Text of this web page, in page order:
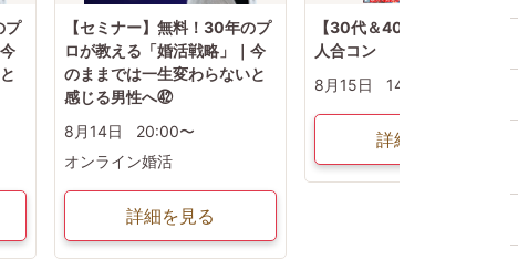
プ
【セミナー】無料！30年のプ
ロが教える「婚活戦略」｜今
のままでは一生変わらないと
感じる男性へ㊷
8月14日
20:00〜
オンライン婚活
詳細を見る
【30代＆40代限定】長崎100
人合コン
8月15日
14:30〜
詳細を見る